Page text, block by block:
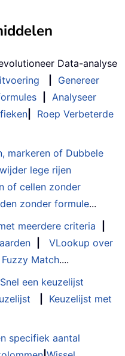
Data-analyse
Genereer
Analyseer
Roep Verbeterde
markeren of Dubbele
lege rijen
of cellen zonder
zonder formule...
meerdere criteria
VLookup over
Fuzzy Match....
Snel een keuzelijst
Keuzelijst met
specifiek aantal